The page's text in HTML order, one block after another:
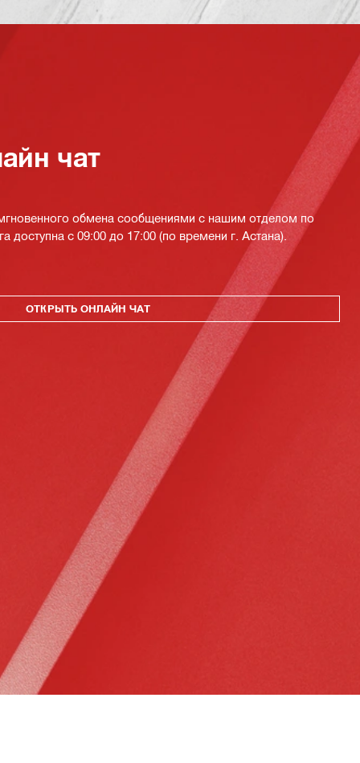
чат
обмена сообщениями с нашим отделом по
доступна с 09:00 до 17:00 (по времени г. Астана).
ОТКРЫТЬ ОНЛАЙН ЧАТ